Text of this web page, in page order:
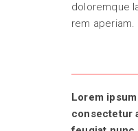
doloremque
rem aperiam.
Lorem
consectetur